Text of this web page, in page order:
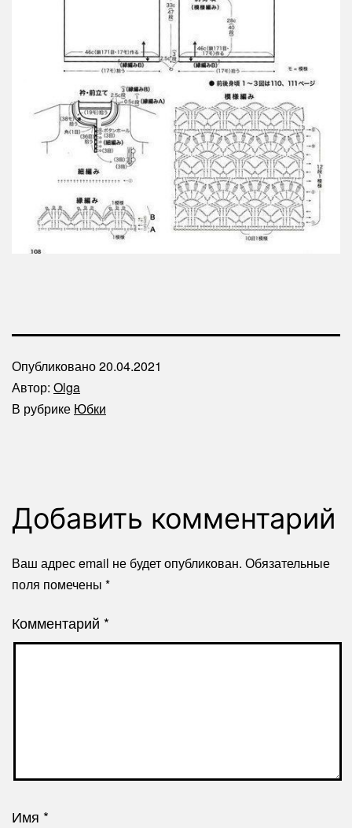
Опубликовано20.04.2021
Автор: Olga
В рубрике Юбки
Добавить комментарий
Ваш адрес email не будет опубликован. Обязательные
поля помечены *
Комментарий *
Имя *